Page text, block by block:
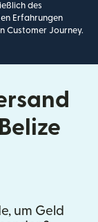
des
Erfahrungen
Customer Journey.
um Geld